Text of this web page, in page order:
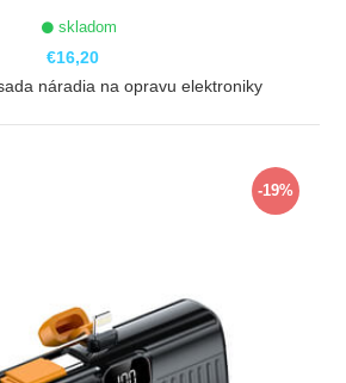
skladom
€16,20
náradia na opravu elektroniky
-19%